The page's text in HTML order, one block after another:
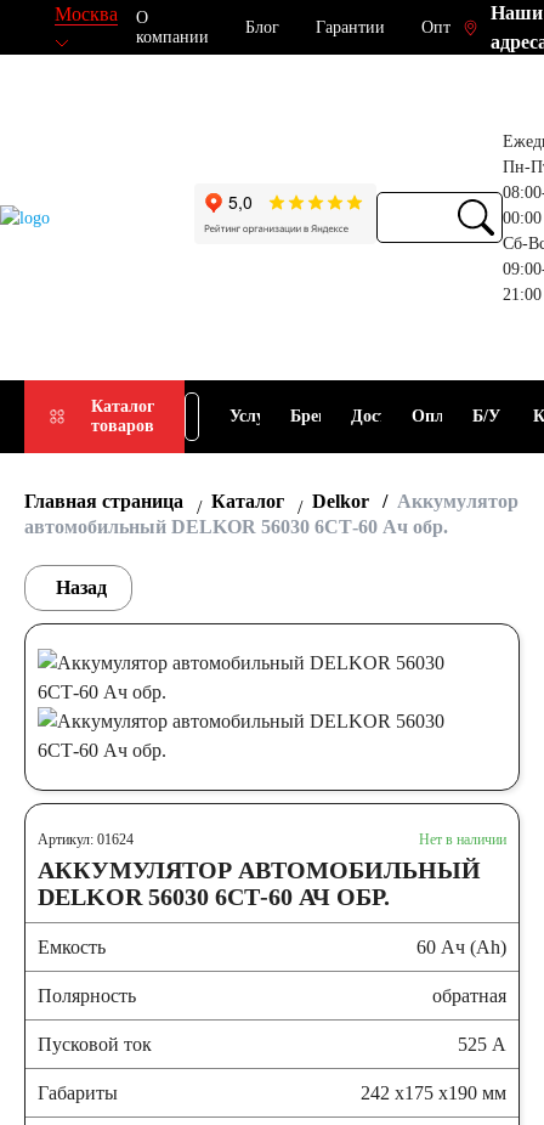
Москва
О
компании
Блог Гарантии Опт
Наши
Пн-
00:00
Сб-
21:00
Каталог
товаров
Подбор
АКБ
Услуги Бренды ДоставкаОплата Б/У
Главная страница Каталог Delkor
Аккумулятор
автомобильный DELKOR 56030 6СТ-60 Ач обр.
Назад
Артикул: 01624 Нет в наличии
АККУМУЛЯТОР АВТОМОБИЛЬНЫЙ
DELKOR 56030 6СТ-60 АЧ ОБР.
Емкость 60 Ач (Ah)
Полярность обратная
Пусковой ток 525 А
Габариты 242 x175 x190 мм